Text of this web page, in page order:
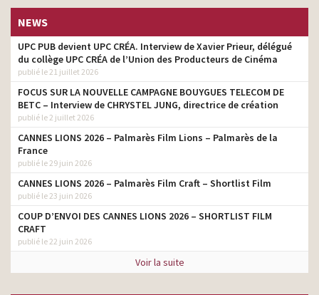
NEWS
UPC PUB devient UPC CRÉA. Interview de Xavier Prieur, délégué
du collège UPC CRÉA de l’Union des Producteurs de Cinéma
publié le 21 juillet 2026
FOCUS SUR LA NOUVELLE CAMPAGNE BOUYGUES TELECOM DE
BETC – Interview de CHRYSTEL JUNG, directrice de création
publié le 2 juillet 2026
CANNES LIONS 2026 – Palmarès Film Lions – Palmarès de la
France
publié le 29 juin 2026
CANNES LIONS 2026 – Palmarès Film Craft – Shortlist Film
publié le 23 juin 2026
COUP D’ENVOI DES CANNES LIONS 2026 – SHORTLIST FILM
CRAFT
publié le 22 juin 2026
Voir la suite